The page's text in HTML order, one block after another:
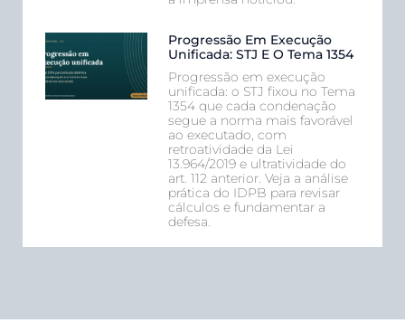
Progressão Em Execução
Unificada: STJ E O Tema 1354
Progressão em execução
unificada: o STJ fixou no Tema
1354 que cada condenação
segue a norma mais favorável
ao executado, com
retroatividade da Lei
13.964/2019 e ultratividade do
art. 112 anterior. Veja a análise
prática do IDPB para revisar
cálculos e fundamentar a
defesa.